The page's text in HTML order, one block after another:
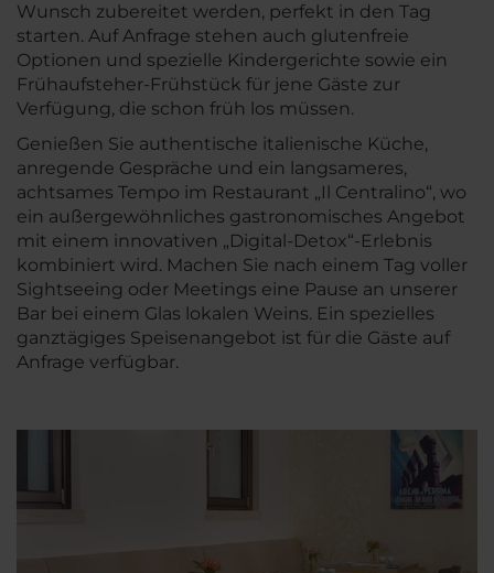
Wunsch zubereitet werden, perfekt in den Tag
starten. Auf Anfrage stehen auch glutenfreie
Optionen und spezielle Kindergerichte sowie ein
Frühaufsteher-Frühstück für jene Gäste zur
Verfügung, die schon früh los müssen.
Genießen Sie authentische italienische Küche,
anregende Gespräche und ein langsameres,
achtsames Tempo im Restaurant „Il Centralino“, wo
ein außergewöhnliches gastronomisches Angebot
mit einem innovativen „Digital-Detox“-Erlebnis
kombiniert wird. Machen Sie nach einem Tag voller
Sightseeing oder Meetings eine Pause an unserer
Bar bei einem Glas lokalen Weins. Ein spezielles
ganztägiges Speisenangebot ist für die Gäste auf
Anfrage verfügbar.